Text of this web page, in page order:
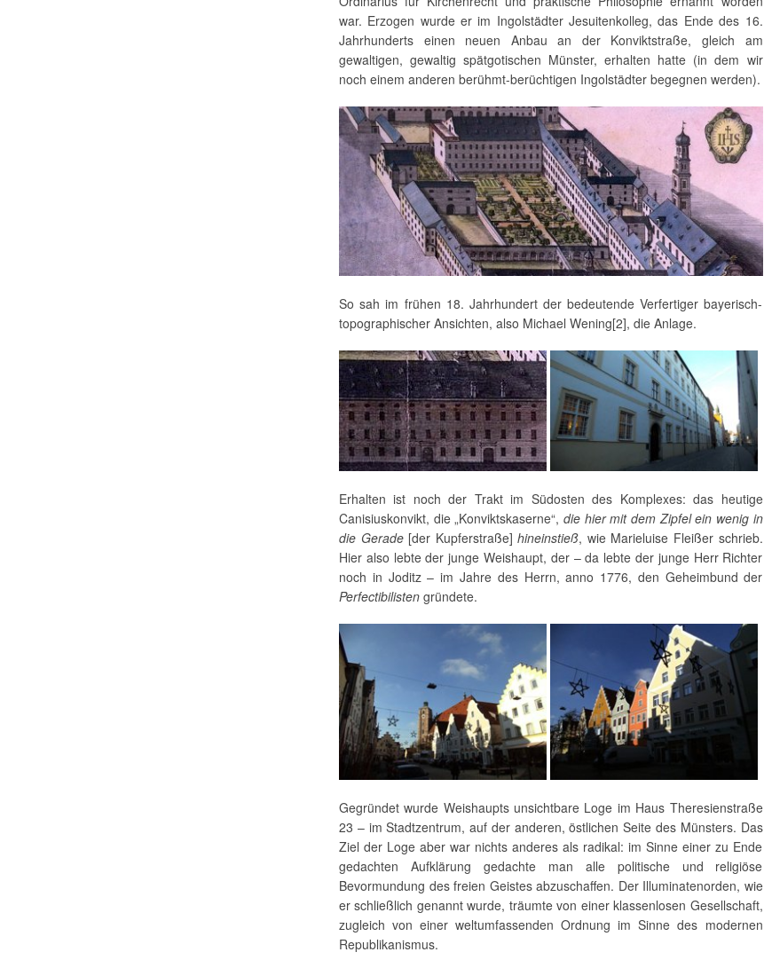
war. Erzogen wurde er im Ingolstädter Jesuitenkolleg, das Ende des 16.
Jahrhunderts einen neuen Anbau an der Konviktstraße, gleich am
gewaltigen, gewaltig spätgotischen Münster, erhalten hatte (in dem wir
noch einem anderen berühmt-berüchtigen Ingolstädter begegnen werden).
So sah im frühen 18. Jahrhundert der bedeutende Verfertiger bayerisch-
topographischer Ansichten, also Michael Wening[2], die Anlage.
Erhalten ist noch der Trakt im Südosten des Komplexes: das heutige
Canisiuskonvikt, die „Konviktskaserne“, die hier mit dem Zipfel ein wenig in
die Gerade [der Kupferstraße]hineinstieß, wie Marieluise Fleißer schrieb.
Hier also lebte der junge Weishaupt, der – da lebte der junge Herr Richter
noch in Joditz – im Jahre des Herrn, anno 1776, den Geheimbund der
Perfectibilisten gründete.
Gegründet wurde Weishaupts unsichtbare Loge im Haus Theresienstraße
23 – im Stadtzentrum, auf der anderen, östlichen Seite des Münsters. Das
Ziel der Loge aber war nichts anderes als radikal: im Sinne einer zu Ende
gedachten Aufklärung gedachte man alle politische und religiöse
Bevormundung des freien Geistes abzuschaffen. Der Illuminatenorden, wie
er schließlich genannt wurde, träumte von einer klassenlosen Gesellschaft,
zugleich von einer weltumfassenden Ordnung im Sinne des modernen
Republikanismus.